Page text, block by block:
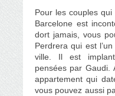
Pour les couples qui
Barcelone est
dort jamais, vous
Perdrera qui est
ville. Il est
pensées par Gaudi.
appartement qui
vous pouvez aussi